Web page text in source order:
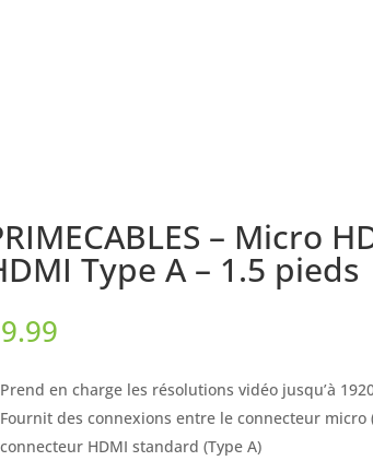
– Micro
Type A – 1.5 pieds
9.99
Prend en charge les résolutions vidéo jusqu’à
Fournit des connexions entre le connecteur
connecteur HDMI standard (Type A)